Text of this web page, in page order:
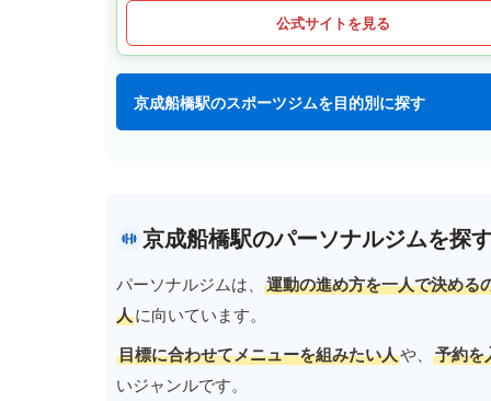
公式サイトを見る
京成船橋駅のスポーツジムを目的別に探す
京成船橋駅のパーソナルジムを探
パーソナルジムは、 運動の進め方を一人で決める
人に向いています。
目標に合わせてメニューを組みたい人や、 予約を
いジャンルです。